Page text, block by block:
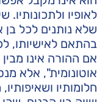
לאופיו ולתכונותיו.
שלא נותנים לכל
בהתאם לאישיותו,
אם ההורה אינו
אוטונומית", אלא
חלומותיו